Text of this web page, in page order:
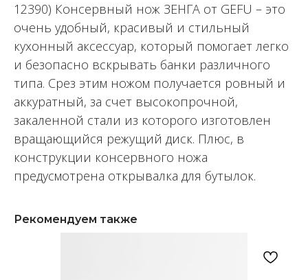
12390) Консервный нож ЗЕНГА от GEFU – это
очень удобный, красивый и стильный
кухонный аксессуар, который помогает легко
и безопасно вскрывать банки различного
типа. Срез этим ножом получается ровный и
аккуратный, за счет высокопрочной,
закаленной стали из которого изготовлен
вращающийся режущий диск. Плюс, в
конструкции консервного ножа
предусмотрена открывалка для бутылок.
Рекомендуем также